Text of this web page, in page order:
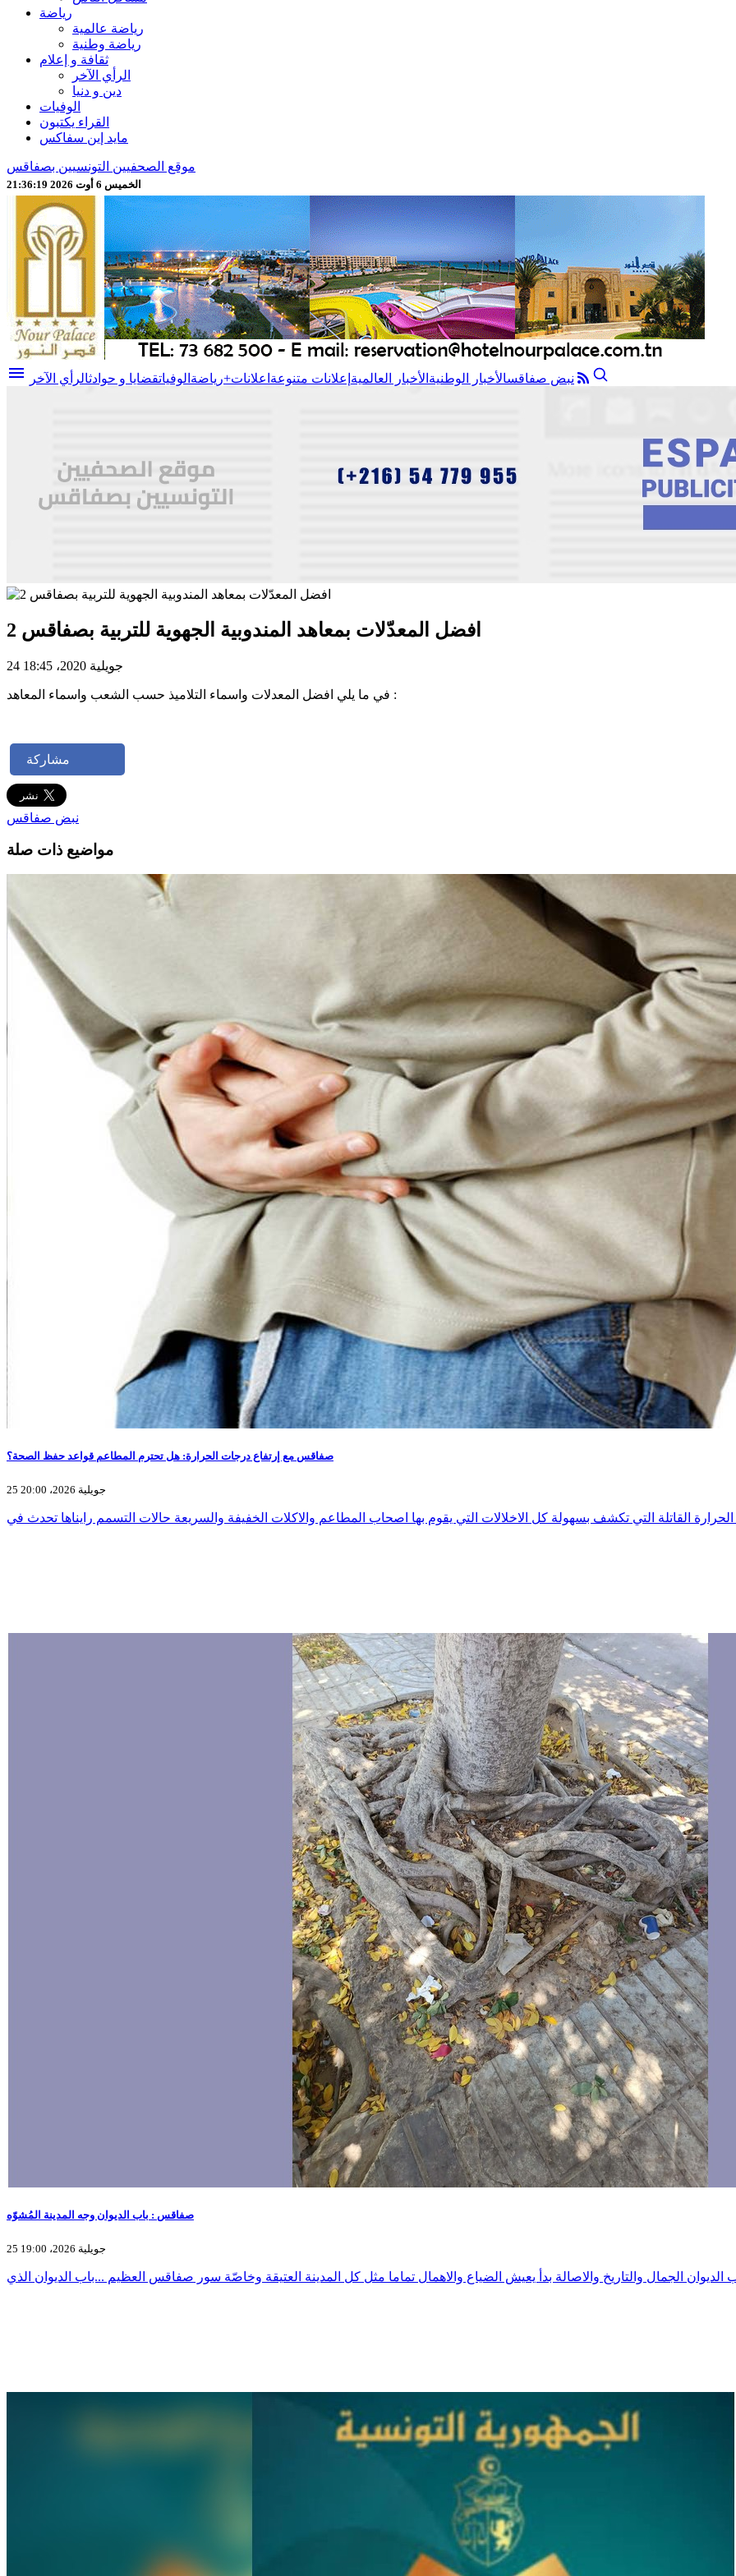
رياضة
رياضة عالمية
رياضة وطنية
ثقافة و إعلام
الرأي الآخر
دين و دنيا
الوفيات
القراء يكتبون
مايد إين سفاكس
موقع الصحفيين التونسيين بصفاقس
الخميس 6 أوت 2026 21:36:21
menu نبض صفاقسالأخبار الوطنية الأخبار العالمية إعلانات متنوعة اعلانات+رياضة الوفياتقضايا و حوادثالرأي الآخر
افضل المعدّلات بمعاهد المندوبية الجهوية للتربية بصفاقس 2
24 جويلية 2020، 18:45
في ما يلي افضل المعدلات واسماء التلاميذ حسب الشعب واسماء المعاهد :
مشاركة
نبض صفاقس
مواضيع ذات صلة
صفاقس مع إرتفاع درجات الحرارة: هل تحترم المطاعم قواعد حفظ الصحة؟
25 جويلية 2026، 20:00
صفاقس : باب الديوان وجه المدينة المُشوّه
25 جويلية 2026، 19:00